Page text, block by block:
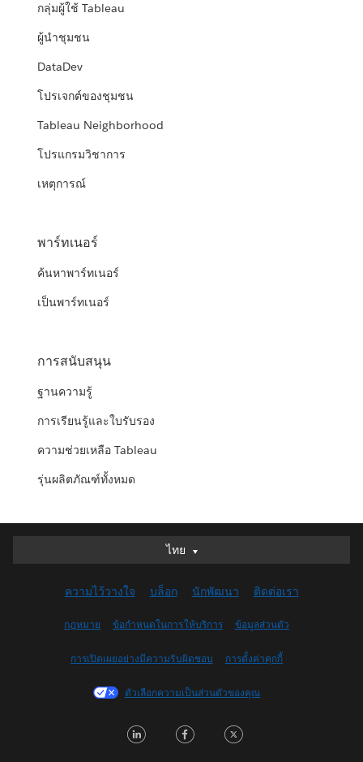
กลุ่มผู้ใช้ Tableau
ผู้นำชุมชน
DataDev
โปรเจกต์ของชุมชน
Tableau Neighborhood
โปรแกรมวิชาการ
เหตุการณ์
พาร์ทเนอร์
ค้นหาพาร์ทเนอร์
เป็นพาร์ทเนอร์
การสนับสนุน
ฐานความรู้
การเรียนรู้และใบรับรอง
ความช่วยเหลือ Tableau
รุ่นผลิตภัณฑ์ทั้งหมด
ไทย
ไทย
English (UK)
English (US)
Français (Canada)
Français (France)
日本語
ความไว้วางใจ บล็อก นักพัฒนา ติดต่อเรา
กฎหมาย ข้อกำหนดในการให้บริการ ข้อมูลส่วนตัว
การเปิดเผยอย่างมีความรับผิดชอบ การตั้งค่าคุกกี้
ตัวเลือกความเป็นส่วนตัวของคุณ
LinkedInFacebook